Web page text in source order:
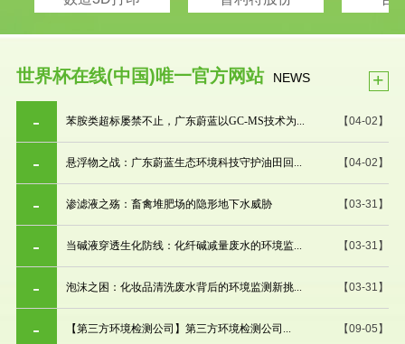
世界杯在线(中国)唯一官方网站 NEWS +
【04-02】
苯胺类超标屡禁不止，广东蔚蓝以GC-MS技术为...
【04-02】
悬浮物之战：广东蔚蓝生态环境科技守护油田回...
【03-31】
渗滤液之殇：畜禽堆肥场的隐形地下水威胁
【03-31】
当碱液穿透生化防线：化纤碱减量废水的环境监...
【03-31】
泡沫之困：化妆品清洗废水背后的环境监测新挑...
【09-05】
【第三方环境检测公司】第三方环境检测公司...